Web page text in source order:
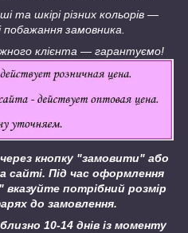
та шкірі різних кольорів —
побажання замовника.
клієнта — гарантуємо!
кнопку "замовити" або
сайті. Під час оформлення
потрібний розмір
до замовлення.
10-14 днів із моменту